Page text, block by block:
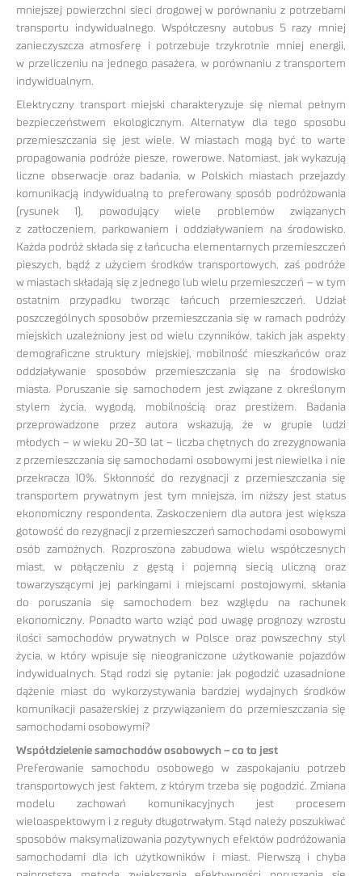
mniejszej powierzchni sieci drogowej w porównaniu z potrzebami
transportu indywidualnego. Współczesny autobus 5 razy mniej
zanieczyszcza atmosferę i potrzebuje trzykrotnie mniej energii,
w przeliczeniu na jednego pasażera, w porównaniu z transportem
indywidualnym.
Elektryczny transport miejski charakteryzuje się niemal pełnym
bezpieczeństwem ekologicznym. Alternatyw dla tego sposobu
przemieszczania się jest wiele. W miastach mogą być to warte
propagowania podróże piesze, rowerowe. Natomiast, jak wykazują
liczne obserwacje oraz badania, w Polskich miastach przejazdy
komunikacją indywidualną to preferowany sposób podróżowania
(rysunek 1), powodujący wiele problemów związanych
z zatłoczeniem, parkowaniem i oddziaływaniem na środowisko.
Każda podróż składa się z łańcucha elementarnych przemieszczeń
pieszych, bądź z użyciem środków transportowych, zaś podróże
w miastach składają się z jednego lub wielu przemieszczeń – w tym
ostatnim przypadku tworząc łańcuch przemieszczeń. Udział
poszczególnych sposobów przemieszczania się w ramach podróży
miejskich uzależniony jest od wielu czynników, takich jak aspekty
demograficzne struktury miejskiej, mobilność mieszkańców oraz
oddziaływanie sposobów przemieszczania się na środowisko
miasta. Poruszanie się samochodem jest związane z określonym
stylem życia, wygodą, mobilnością oraz prestiżem. Badania
przeprowadzone przez autora wskazują, że w grupie ludzi
młodych – w wieku 20-30 lat – liczba chętnych do zrezygnowania
z przemieszczania się samochodami osobowymi jest niewielka i nie
przekracza 10%. Skłonność do rezygnacji z przemieszczania się
transportem prywatnym jest tym mniejsza, im niższy jest status
ekonomiczny respondenta. Zaskoczeniem dla autora jest większa
gotowość do rezygnacji z przemieszczeń samochodami osobowymi
osób zamożnych. Rozproszona zabudowa wielu współczesnych
miast, w połączeniu z gęstą i pojemną siecią uliczną oraz
towarzyszącymi jej parkingami i miejscami postojowymi, skłania
do poruszania się samochodem bez względu na rachunek
ekonomiczny. Ponadto warto wziąć pod uwagę prognozy wzrostu
ilości samochodów prywatnych w Polsce oraz powszechny styl
życia, w który wpisuje się nieograniczone użytkowanie pojazdów
indywidualnych. Stąd rodzi się pytanie: jak pogodzić uzasadnione
dążenie miast do wykorzystywania bardziej wydajnych środków
komunikacji pasażerskiej z przywiązaniem do przemieszczania się
samochodami osobowymi?
Współdzielenie samochodów osobowych – co to jest
Preferowanie samochodu osobowego w zaspokajaniu potrzeb
transportowych jest faktem, z którym trzeba się pogodzić. Zmiana
modelu zachowań komunikacyjnych jest procesem
wieloaspektowym i z reguły długotrwałym. Stąd należy poszukiwać
sposobów maksymalizowania pozytywnych efektów podróżowania
samochodami dla ich użytkowników i miast. Pierwszą i chyba